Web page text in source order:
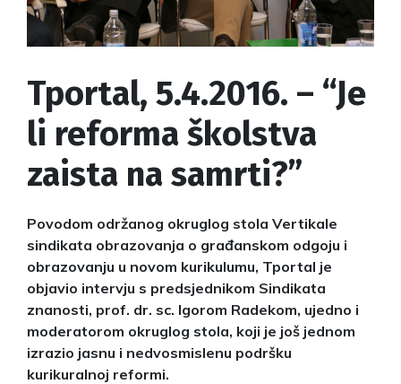
Tportal, 5.4.2016. – “Je
li reforma školstva
zaista na samrti?”
Povodom održanog okruglog stola Vertikale
sindikata obrazovanja o građanskom odgoju i
obrazovanju u novom kurikulumu, Tportal je
objavio intervju s predsjednikom Sindikata
znanosti, prof. dr. sc. Igorom Radekom, ujedno i
moderatorom okruglog stola, koji je još jednom
izrazio jasnu i nedvosmislenu podršku
kurikuralnoj reformi.